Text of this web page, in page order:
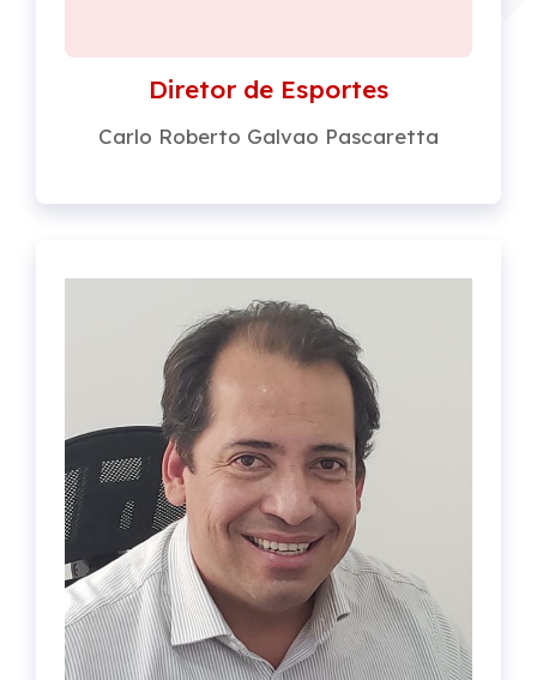
Diretor de Esportes
Carlo Roberto Galvao Pascaretta